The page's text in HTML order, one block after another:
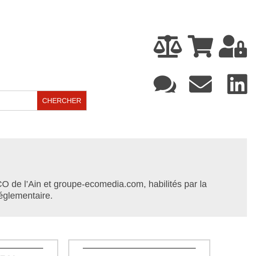
  
  
de l’Ain et groupe-ecomedia.com, habilités par la